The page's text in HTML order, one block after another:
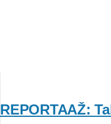
REPORTAAŽ: